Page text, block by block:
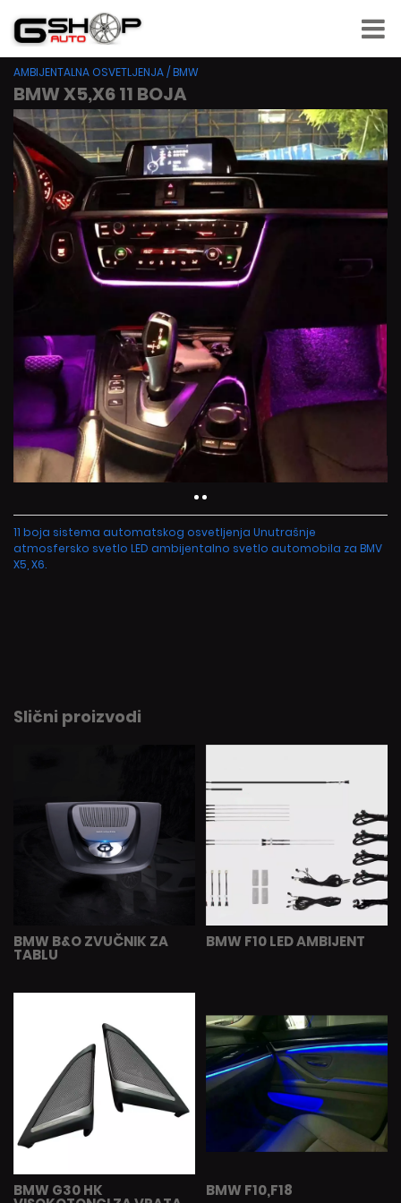
AMBIJENTALNA OSVETLJENJA /BMW
BMW X5,X6 11 BOJA
11 boja sistema automatskog osvetljenja Unutrašnje
atmosfersko svetlo LED ambijentalno svetlo automobila za BMV
X5, X6.
Slični proizvodi
BMW B&O ZVUČNIK ZA
TABLU
BMW F10 LED AMBIJENT
BMW G30 HK BMW F10,F18